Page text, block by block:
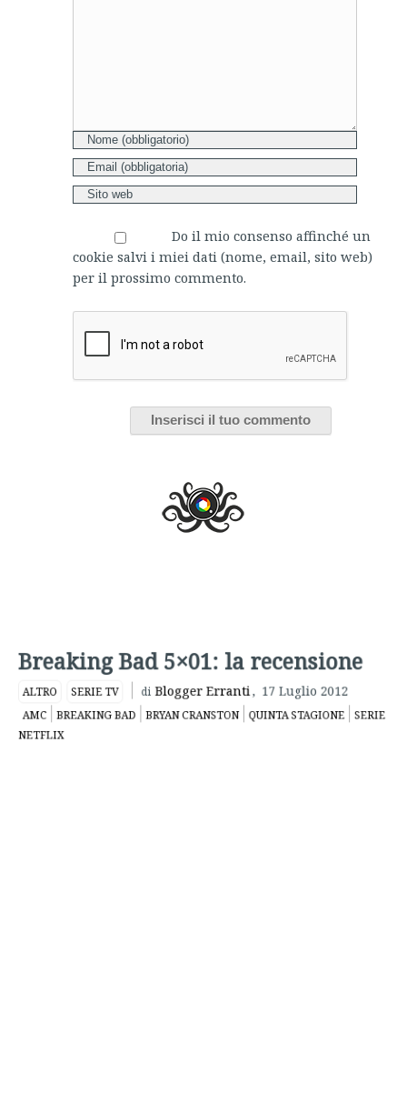
Do il mio consenso affinché un
cookie salvi i miei dati (nome, email, sito web)
per il prossimo commento.
NETFLIX